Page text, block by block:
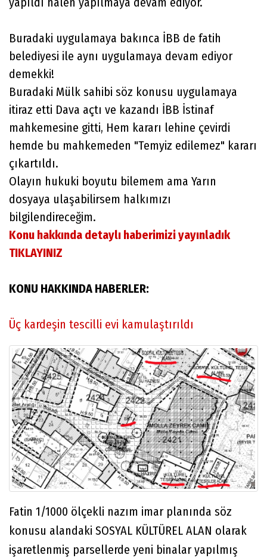
Buradaki uygulamaya bakınca İBB de fatih
belediyesi ile aynı uygulamaya devam ediyor
demekki!
Buradaki Mülk sahibi söz konusu uygulamaya
itiraz etti Dava açtı ve kazandı İBB İstinaf
mahkemesine gitti, Hem kararı lehine çevirdi
hemde bu mahkemeden "Temyiz edilemez" kararı
çıkartıldı.
Olayın hukuki boyutu bilemem ama Yarın
dosyaya ulaşabilirsem halkımızı
bilgilendireceğim.
Konu hakkında detaylı haberimizi yayınladık
TIKLAYINIZ
KONU HAKKINDA HABERLER:
Üç kardeşin tescilli evi kamulaştırıldı
Fatin 1/1000 ölçekli nazım imar planında söz
konusu alandaki SOSYAL KÜLTÜREL ALAN olarak
işaretlenmiş parsellerde yeni binalar yapılmış